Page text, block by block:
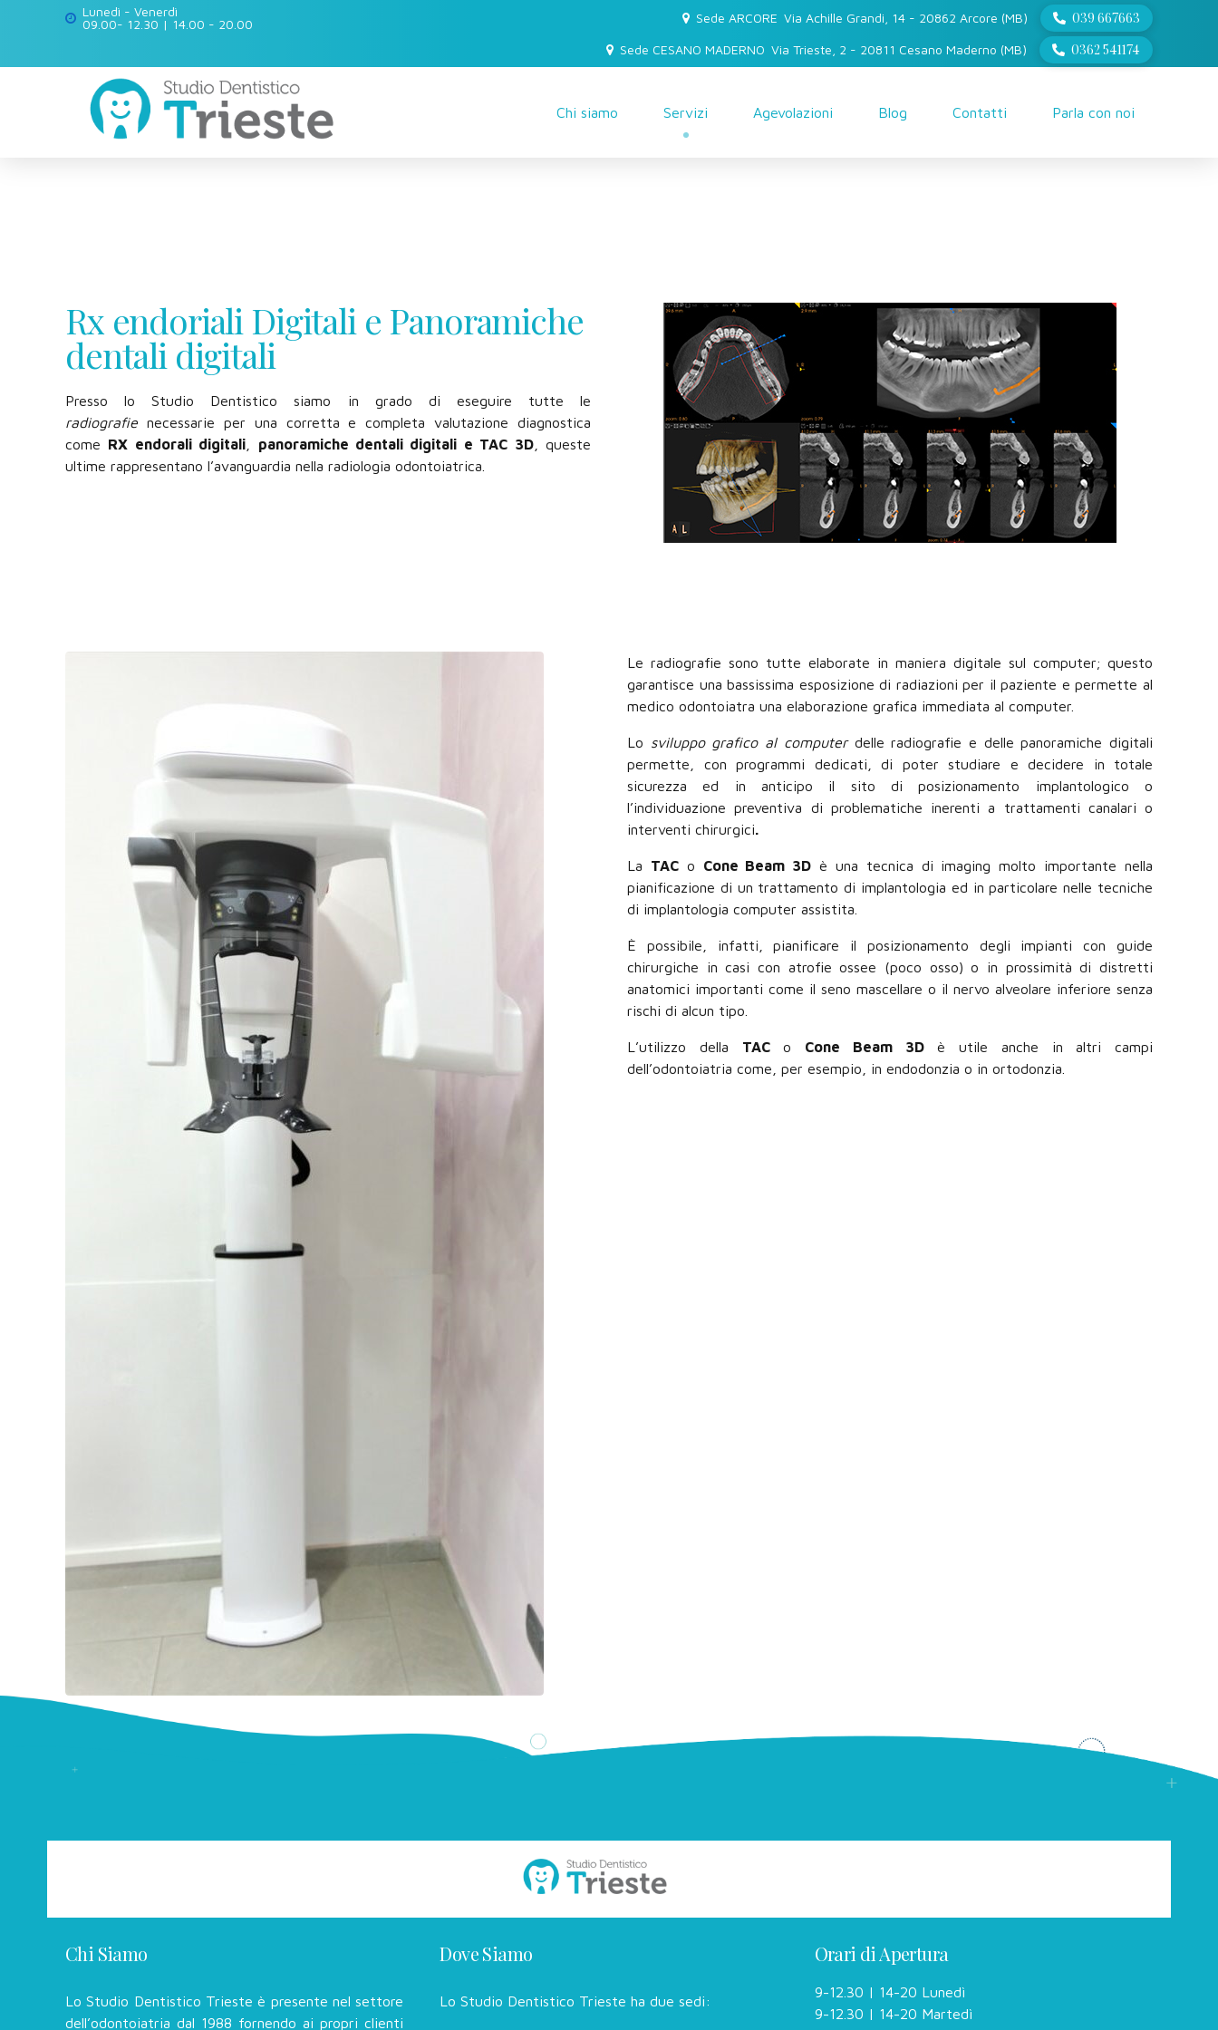
Lunedì - Venerdì
09.00- 12.30 | 14.00 - 20.00
Sede ARCORE Via Achille Grandi, 14 - 20862 Arcore (MB) 039 667663
Sede CESANO MADERNO Via Trieste, 2 - 20811 Cesano Maderno (MB) 0362 541174
Chi siamo Servizi Agevolazioni Blog Contatti Parla con noi
Rx endoriali Digitali e Panoramiche
dentali digitali
Presso lo Studio Dentistico siamo in grado di eseguire tutte le
radiografie necessarie per una corretta e completa valutazione diagnostica
come RX endorali digitali panoramiche dentali digitali e TAC 3D, queste
ultime rappresentano l’avanguardia nella radiologia odontoiatrica.
Le radiografie sono tutte elaborate in maniera digitale sul computer; questo
garantisce una bassissima esposizione di radiazioni per il paziente e permette al
medico odontoiatra una elaborazione grafica immediata al computer.
Lo sviluppo grafico al computerdelle radiografie e delle panoramiche digitali
permette, con programmi dedicati, di poter studiare e decidere in totale
sicurezza ed in anticipo il sito di posizionamento implantologico o
l’individuazione preventiva di problematiche inerenti a trattamenti canalari o
interventi chirurgici.
La TACo Cone Beam 3D è una tecnica di imaging molto importante nella
pianificazione di un trattamento di implantologia ed in particolare nelle tecniche
di implantologia computer assistita.
È possibile, infatti, pianificare il posizionamento degli impianti con guide
chirurgiche in casi con atrofie ossee (poco osso) o in prossimità di distretti
anatomici importanti come il seno mascellare o il nervo alveolare inferiore senza
rischi di alcun tipo.
L’utilizzo della TACo Cone Beam 3Dè utile anche in altri campi
dell’odontoiatria come, per esempio, in endodonzia o in ortodonzia.
Chi Siamo
Lo Studio Dentistico Trieste è presente nel settore
dell’odontoiatria dal 1988 fornendo ai propri clienti
Dove Siamo
Lo Studio Dentistico Trieste ha due sedi:
Orari di Apertura
9-12.30 | 14-20 Lunedì
9-12.30 | 14-20 Martedì